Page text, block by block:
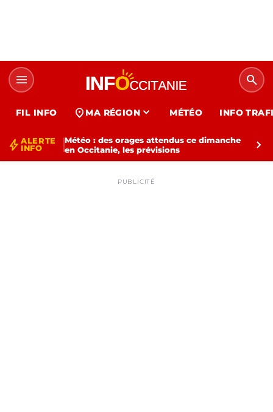
menu search
FIL INFO location_on MA RÉGION expand_more MÉTÉO INFO
bolt ALERTE
INFO
Météo : des orages attendus ce dimanche
en Occitanie, les prévisions
chevron_right
PUBLICITÉ